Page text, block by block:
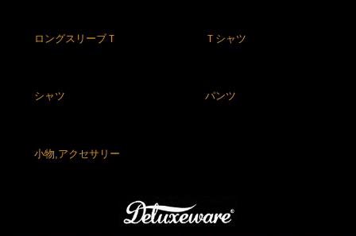
ロングスリーブＴ Ｔシャツ
シャツ パンツ
小物,アクセサリー